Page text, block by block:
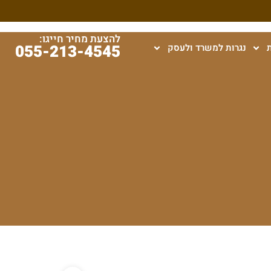
נגרות למשרד ולעסק
להצעת מחיר חייגו:
055-213-4545